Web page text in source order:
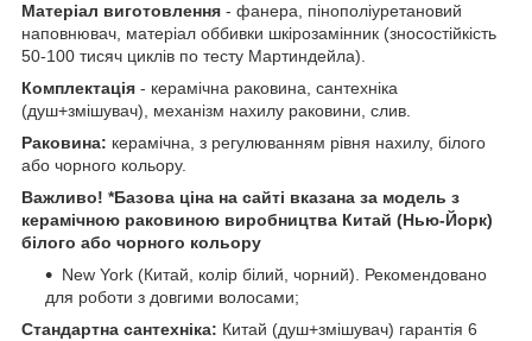
Матеріал виготовлення - фанера, пінополіуретановий
наповнювач, матеріал оббивки шкірозамінник (зносостійкість
50-100 тисяч циклів по тесту Мартиндейла).
Комплектація - керамічна раковина, сантехніка
(душ+змішувач), механізм нахилу раковини, слив.
Раковина: керамічна, з регулюванням рівня нахилу, білого
або чорного кольору.
Важливо! *Базова ціна на сайті вказана за модель з
керамічною раковиною виробництва Китай (Нью-Йорк)
білого або чорного кольору
New York (Китай, колір білий, чорний). Рекомендовано
для роботи з довгими волосами;
Стандартна сантехніка: Китай (душ+змішувач) гарантія 6